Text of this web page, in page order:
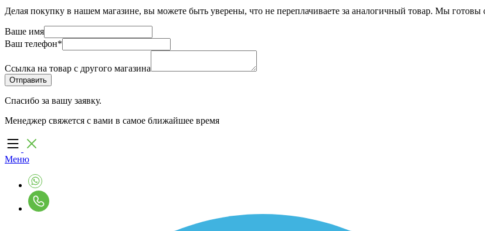
Делая покупку в нашем магазине, вы можете быть уверены, что не переплачиваете за аналогичный товар. Мы
Ваше имя
Ваш телефон*
Ссылка на товар с другого магазина
Спасибо за вашу заявку.
Менеджер свяжется с вами в самое ближайшее время
Меню